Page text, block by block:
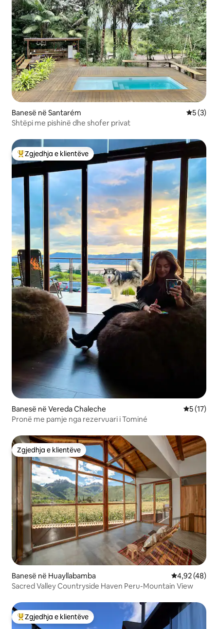
Banesë në Santarém
5 (3)
Shtëpi me pishinë dhe shofer privat
Më të mirat e zgjedhjeve të klientëve
Zgjedhja e klientëve
Banesë në Vereda Chaleche Vlerësimi
5 (17)
Pronë me pamje nga rezervuari i Tominé
Zgjedhja e klientëve
Zgjedhja e klientëve
Banesë në Huayllabamba Vlerësimi
4,92 (48)
Sacred Valley Countryside Haven Peru-Mountain View
Më të mirat e zgjedhjeve të klientëve
Zgjedhja e klientëve